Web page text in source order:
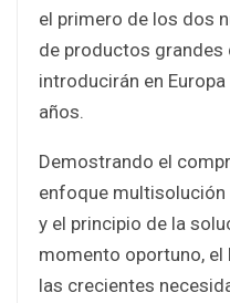
el primero de los dos
de productos grandes
introducirán en
años.
Demostrando el
enfoque
y el principio de la
momento oportuno, el
las crecientes